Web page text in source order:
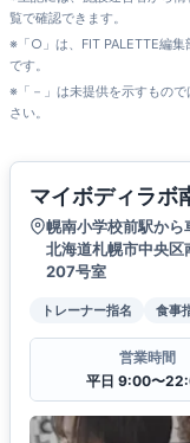
覧で確認できます。
※「○」は、FIT PALETTE編集
です。
※「－」は未提供を示すもの
さい。
マイボディラボ
幌南小学校前駅から
北海道札幌市中央
207号室
トレーナー指名 食事
営業時間
平日 9:00〜